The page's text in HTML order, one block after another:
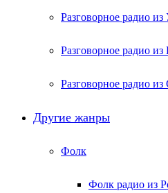
Разговорное радио
Разговорное радио из
Разговорное радио
Другие жанры
Фолк
Фолк радио из